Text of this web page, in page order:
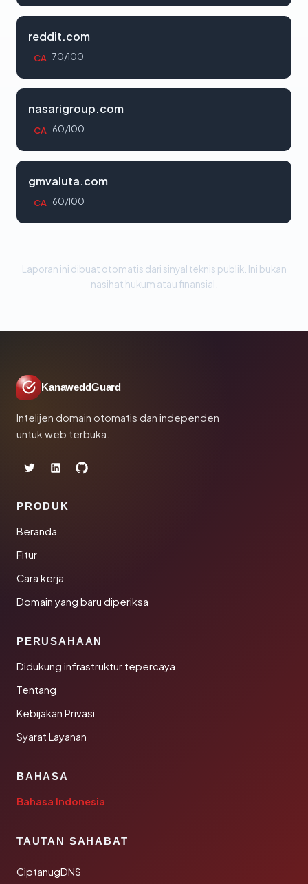
reddit.com
CA 70/100
nasarigroup.com
CA 60/100
gmvaluta.com
CA 60/100
Laporan ini dibuat otomatis dari sinyal teknis publik. Ini bukan
nasihat hukum atau finansial.
KanaweddGuard
Intelijen domain otomatis dan independen
untuk web terbuka.
PRODUK
Beranda
Fitur
Cara kerja
Domain yang baru diperiksa
PERUSAHAAN
Didukung infrastruktur tepercaya
Tentang
Kebijakan Privasi
Syarat Layanan
BAHASA
Bahasa Indonesia
TAUTAN SAHABAT
CiptanugDNS